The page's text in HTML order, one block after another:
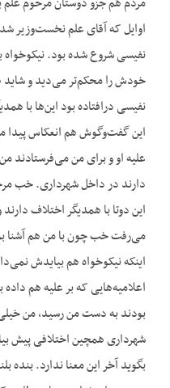
اوایل که آقای علم نخست‌وزیر
نفیسی شروع شده بود.
خودش را محکم‌تر می‌دید و شاید
نفیسی درافتاده بود این‌ها با
این گفت‌وگوش هم انعکاس پیدا
علیه او و برای من می‌فرستادند
‌دارند در داخل شهرداری. خب
این دوتا با همدیگر اختلاف
می‌رفت خب چون با من هم آشنا
این‏که نیکوخواه هم بیایدش
اعلامیه‌هایی که بر علیه هم
بودند به دست من رسید، من
شهرداری همچین اختلافی پیش
بگوید آخر این معنا ندارد. بنده